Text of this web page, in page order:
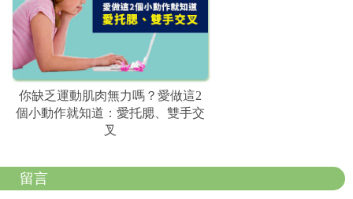
你缺乏運動肌肉無力嗎？愛做這2
個小動作就知道：愛托腮、雙手交
叉
留言